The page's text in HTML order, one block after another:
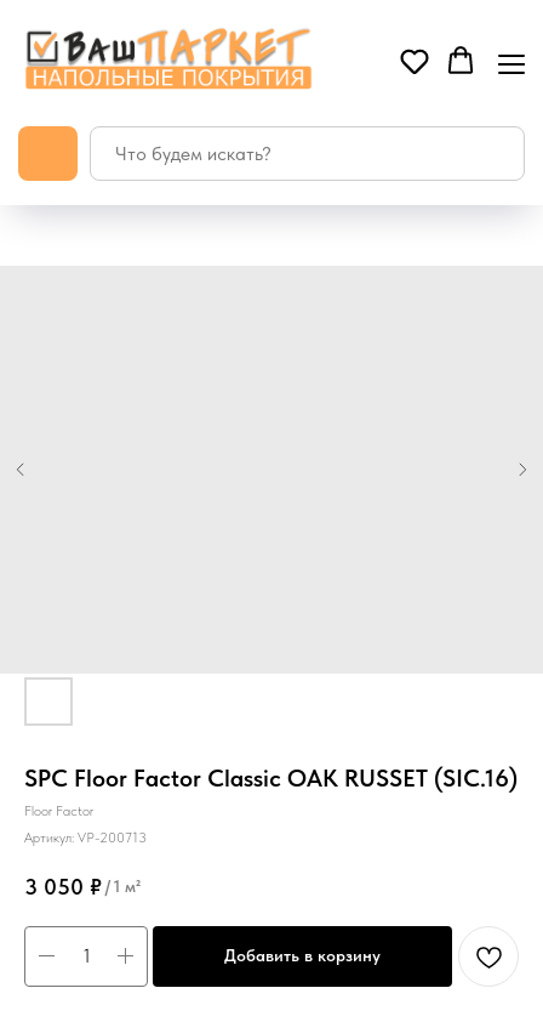
SPC Floor Factor Сlassic OAK RUSSET (SIC.16)
Floor Factor
Артикул: VP-200713
3 050 ₽/1 м²
Добавить в корзину